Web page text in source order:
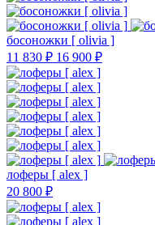
босоножки [ olivia ]
11 830 ₽ 16 900 ₽
лоферы [ alex ]
20 800 ₽